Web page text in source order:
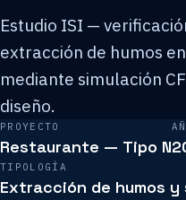
Estudio ISI —
extracción de humos
mediante simulación
diseño.
PROYECTO
Restaurante — Tipo N
TIPOLOGÍA
Extracción de humos